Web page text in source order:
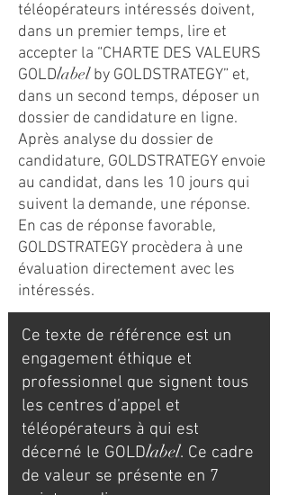
téléopérateurs intéressés doivent,
dans un premier temps, lire et
accepter la “CHARTE DES VALEURS
GOLDlabelby GOLDSTRATEGY” et,
dans un second temps, déposer un
dossier de candidature en ligne.
Après analyse du dossier de
candidature, GOLDSTRATEGY envoie
au candidat, dans les 10 jours qui
suivent la demande, une réponse.
En cas de réponse favorable,
GOLDSTRATEGY procèdera à une
évaluation directement avec les
intéressés.
Ce texte de référence est un
engagement éthique et
professionnel que signent tous
les centres d’appel et
téléopérateurs à qui est
décerné le GOLDlabel. Ce cadre
de valeur se présente en 7